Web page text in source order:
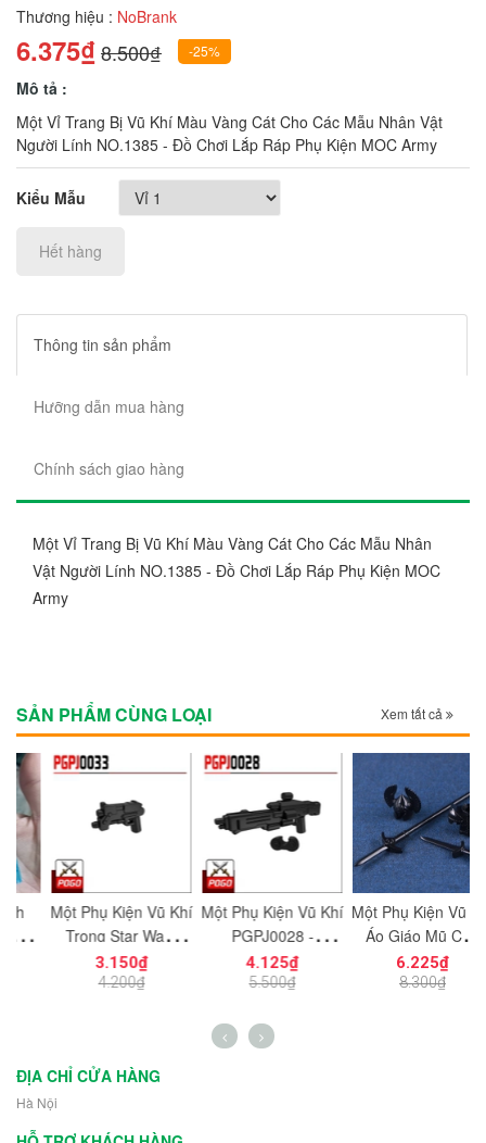
Thương hiệu : NoBrank
6.375₫8.500₫ -25%
Mô tả :
Một Vỉ Trang Bị Vũ Khí Màu Vàng Cát Cho Các Mẫu Nhân Vật
Người Lính NO.1385 - Đồ Chơi Lắp Ráp Phụ Kiện MOC Army
Kiểu Mẫu
Hết hàng
Thông tin sản phẩm
Hưỡng dẫn mua hàng
Chính sách giao hàng
Một Vỉ Trang Bị Vũ Khí Màu Vàng Cát Cho Các Mẫu Nhân
Vật Người Lính NO.1385 - Đồ Chơi Lắp Ráp Phụ Kiện MOC
Army
SẢN PHẨM CÙNG LOẠI Xem tất cả
Một Phụ Kiện Vũ Khí
Trong Star Wars
PGPJ0033 NO.1198
- Phụ Kiện MOC
3.150₫
4.200₫
Một Phụ Kiện Vũ Khí
PGPJ0028 -
NO.1203 - Phụ Kiện
MOC
4.125₫
5.500₫
Một Phụ Kiện Vũ Khí
Áo Giáo Mũ Cho
Chiến Binh Gondor
Phiên Bản Màu Đen
6.225₫
8.300₫
ĐỊA CHỈ CỬA HÀNG
Hà Nội